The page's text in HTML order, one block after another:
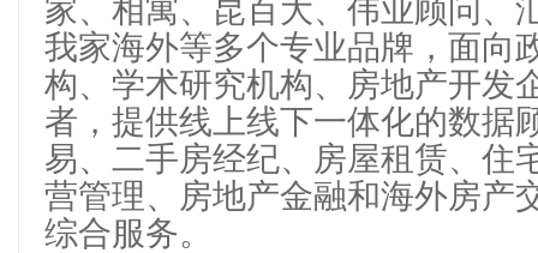
家、相寓、昆百大、伟业顾问、
我家海外等多个专业品牌，面向
构、学术研究机构、房地产开发
者，提供线上线下一体化的数据
易、二手房经纪、房屋租赁、住
营管理、房地产金融和海外房产
综合服务。